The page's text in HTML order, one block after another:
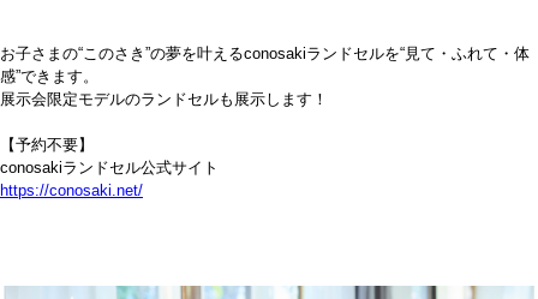
お子さまの“このさき”の夢を叶えるconosakiランドセルを“見て・ふれて・体
感”できます。
展示会限定モデルのランドセルも展示します！
【予約不要】
conosakiランドセル公式サイト
https://conosaki.net/